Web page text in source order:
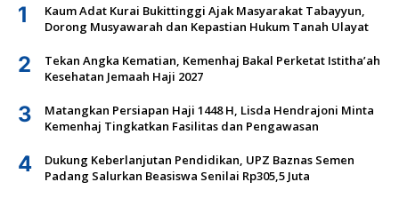
1
Kaum Adat Kurai Bukittinggi Ajak Masyarakat Tabayyun,
Dorong Musyawarah dan Kepastian Hukum Tanah Ulayat
2
Tekan Angka Kematian, Kemenhaj Bakal Perketat Istitha’ah
Kesehatan Jemaah Haji 2027
3
Matangkan Persiapan Haji 1448 H, Lisda Hendrajoni Minta
Kemenhaj Tingkatkan Fasilitas dan Pengawasan
4
Dukung Keberlanjutan Pendidikan, UPZ Baznas Semen
Padang Salurkan Beasiswa Senilai Rp305,5 Juta